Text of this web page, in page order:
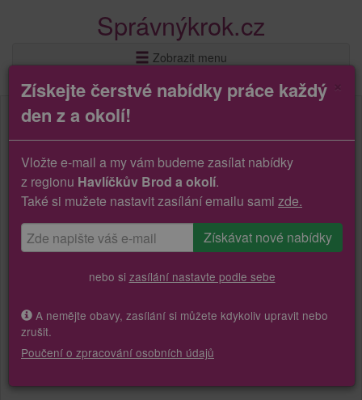
Správnýkrok.cz
Zobrazit menu
Získejte čerstvé nabídky práce každý
den z a okolí!
Vložte e-mail a my vám budeme zasílat nabídky
z regionu Havlíčkův Brod a okolí.
Také si mužete nastavit zasílání emailu sami zde.
nebo si zasílání nastavte podle sebe
A nemějte obavy, zasílání si můžete kdykoliv upravit nebo
zrušit.
Poučení o zpracování osobních údajů